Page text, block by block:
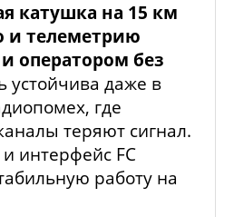
катушка на 15 км
и телеметрию
оператором без
устойчива даже в
где
теряют сигнал.
интерфейс FC
работу на